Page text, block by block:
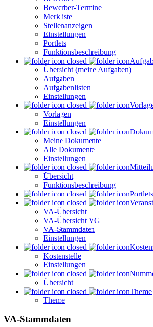
Bewerber-Termine
Merkliste
Stellenanzeigen
Einstellungen
Portlets
Funktionsbeschreibung
Übersicht (meine Aufgaben)
Aufgaben
Aufgabenlisten
Einstellungen
Vorlagen
Einstellungen
Meine Dokumente
Alle Dokumente
Einstellungen
Übersicht
Funktionsbeschreibung
Portlets
VA-Übersicht
VA-Übersicht VG
VA-Stammdaten
Einstellungen
Kostenstelle
Einstellungen
Übersicht
Theme
Theme
VA-Stammdaten